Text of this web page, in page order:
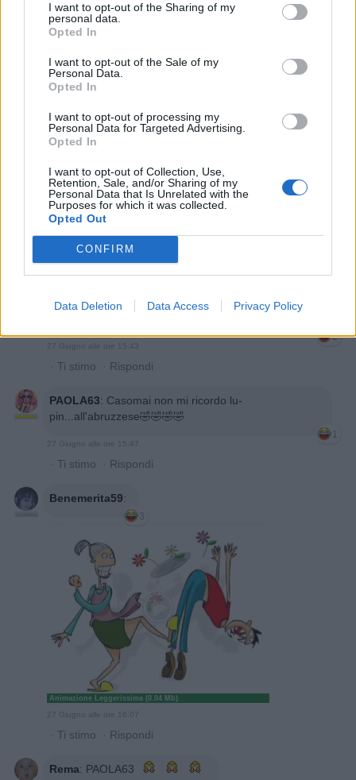
I want to opt-out of the Sharing of my
personal data.
Opted In
I want to opt-out of the Sale of my
Personal Data.
Opted In
I want to opt-out of processing my
Personal Data for Targeted Advertising.
Opted In
I want to opt-out of Collection, Use,
Retention, Sale, and/or Sharing of my
Personal Data that Is Unrelated with the
Purposes for which it was collected.
Opted Out
CONFIRM
Data Deletion Data Access Privacy Policy
Link
Salva
Arsenio Lupin
Leggi i commenti precedenti...
EbbeneSi:
2
27 Giugno alle ore 15:42
hamilton89:Rema come Anjuli anche lei ha detto
2
27 Giugno alle ore 15:43
· Ti stimo · Rispondi
PAOLA63: Casomai non mi ricordo lu-
pin...all'abruzzese🤣🤣🤣🤣
1
27 Giugno alle ore 15:47
· Ti stimo · Rispondi
Benemerita59:
3
Animazione Leggerissima (0.04 Mb)
27 Giugno alle ore 16:07
· Ti stimo · Rispondi
Rema: PAOLA63